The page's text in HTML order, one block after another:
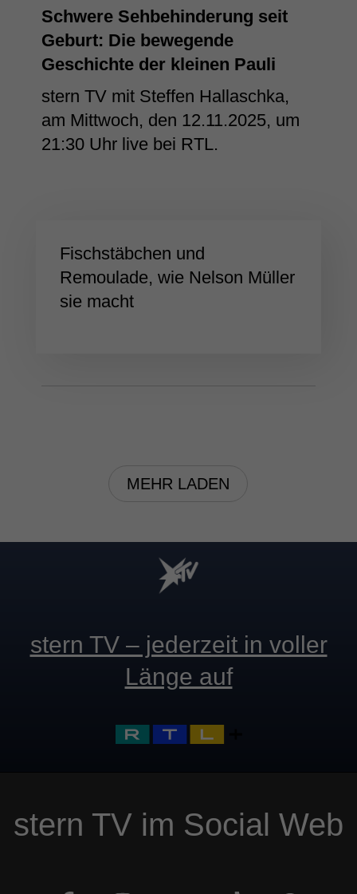
Schwere Sehbehinderung seit
Geburt: Die bewegende
Geschichte der kleinen Pauli
stern TV mit Steffen Hallaschka,
am Mittwoch, den 12.11.2025, um
21:30 Uhr live bei RTL.
Fischstäbchen und
Remoulade, wie Nelson Müller
sie macht
MEHR LADEN
stern TV – jederzeit in voller
Länge auf
stern TV im Social Web